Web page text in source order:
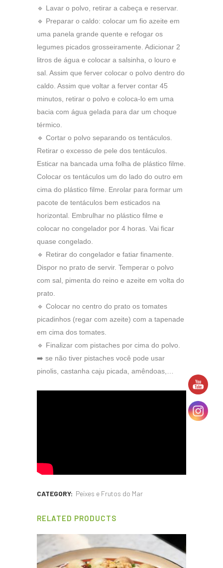
🔹 Lavar o polvo, retirar a cabeça e reservar.
🔹 Preparar o caldo: colocar um fio azeite em
uma panela grande quente e refogar os
legumes picados grosseiramente. Adicionar 2
litros de água e colocar a salsinha, o louro e
sal. Assim que ferver colocar o polvo dentro do
caldo. Assim que voltar a ferver contar 45
minutos, retirar o polvo e coloca-lo em uma
bacia com água gelada para dar um choque
térmico.
🔹 Cortar o polvo separando os tentáculos.
Retirar o excesso de pele dos tentáculos.
Esticar na bancada uma folha de plástico filme.
Colocar os tentáculos um do lado do outro em
cima do plástico filme. Enrolar para formar um
pacote de tentáculos bem esticados na
horizontal. Embrulhar no plástico filme e
colocar no congelador por 4 horas. Vai ficar
quase congelado.
🔹 Retirar do congelador e fatiar finamente.
Dispor no prato de servir. Temperar o polvo
com sal, pimenta do reino e azeite em volta do
prato.
🔹 Colocar no centro do prato os tomates
picadinhos (regar com azeite) com a tapenade
em cima dos tomates.
🔹 Finalizar com pistaches por cima do polvo.
➡️ se não tiver pistaches você pode usar
pinolis, castanha caju picada, amêndoas,…
CATEGORY: Peixes e Frutos do Mar
RELATED PRODUCTS